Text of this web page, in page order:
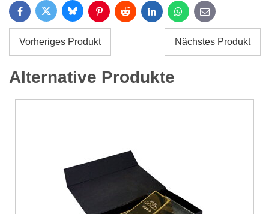
Titel:
Name:*
Ich stimme der Verarbeitung der im Formular angegebenen
personenbezogenen Daten zum Zwecke der Absendung
einverstanden. Ich habe die
Datenschutzbedingungen
Bomba s.r.o. zur Kenntnis genommen.*
*
Ihre E-Mail:*
FacebookTwitter BlueskyPinterestReddit LinkedInWhatsApp
E-
mail
Vorheriges Produkt Nächstes Produkt
Alternative Produkte